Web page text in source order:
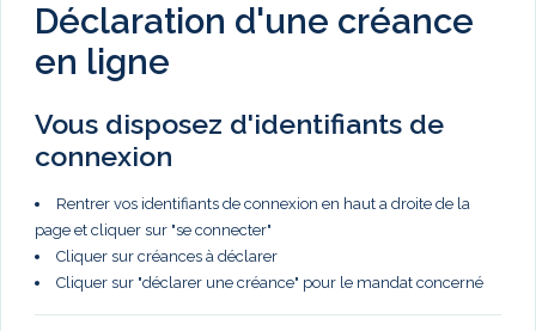
Déclaration d'une créance
en ligne
Vous disposez d'identifiants de
connexion
Rentrer vos identifiants de connexion en haut a droite de la
page et cliquer sur "se connecter"
Cliquer sur créances à déclarer
Cliquer sur "déclarer une créance" pour le mandat concerné